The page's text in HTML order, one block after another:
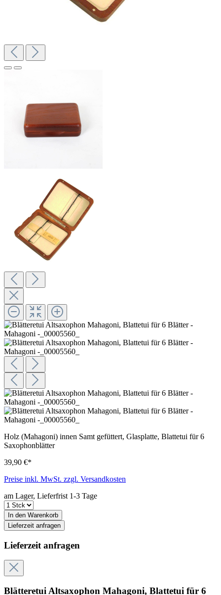
Holz (Mahagoni) innen Samt gefüttert, Glasplatte, Blattetui für 6
Saxophonblätter
39,90 €*
Preise inkl. MwSt. zzgl. Versandkosten
am Lager, Lieferfrist 1-3 Tage
In den Warenkorb
Lieferzeit anfragen
Lieferzeit anfragen
Blätteretui Altsaxophon Mahagoni, Blattetui für 6